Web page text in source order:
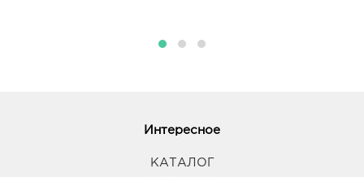
Интересное
КАТАЛОГ